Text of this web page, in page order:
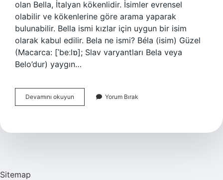
olan Bella, İtalyan kökenlidir. İsimler evrensel
olabilir ve kökenlerine göre arama yaparak
bulunabilir. Bella ismi kızlar için uygun bir isim
olarak kabul edilir. Bela ne ismi? Béla (isim) Güzel
(Macarca: [ˈbeːlɒ]; Slav varyantları Bela veya
Belo’dur) yaygın…
Devamını okuyun
Ismi
Gelir
Yorum Bırak
Sitemap